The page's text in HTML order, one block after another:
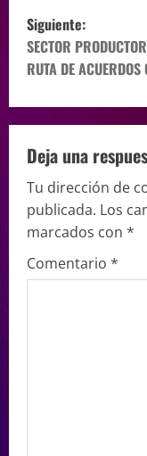
Siguiente:
SECTOR
RUTA DE
Deja una
Tu dirección de
publicada. Los
marcados con *
Comentario *